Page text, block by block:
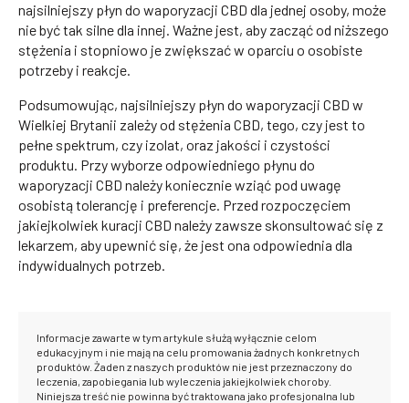
najsilniejszy płyn do waporyzacji CBD dla jednej osoby, może
nie być tak silne dla innej. Ważne jest, aby zacząć od niższego
stężenia i stopniowo je zwiększać w oparciu o osobiste
potrzeby i reakcje.
Podsumowując, najsilniejszy płyn do waporyzacji CBD w
Wielkiej Brytanii zależy od stężenia CBD, tego, czy jest to
pełne spektrum, czy izolat, oraz jakości i czystości
produktu. Przy wyborze odpowiedniego płynu do
waporyzacji CBD należy koniecznie wziąć pod uwagę
osobistą tolerancję i preferencje. Przed rozpoczęciem
jakiejkolwiek kuracji CBD należy zawsze skonsultować się z
lekarzem, aby upewnić się, że jest ona odpowiednia dla
indywidualnych potrzeb.
Informacje zawarte w tym artykule służą wyłącznie celom
edukacyjnym i nie mają na celu promowania żadnych konkretnych
produktów. Żaden z naszych produktów nie jest przeznaczony do
leczenia, zapobiegania lub wyleczenia jakiejkolwiek choroby.
Niniejsza treść nie powinna być traktowana jako profesjonalna lub